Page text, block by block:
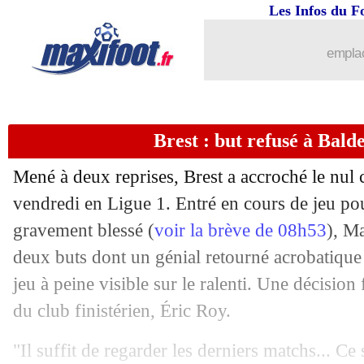
Les Infos du
Brest : but refusé à
Mené à deux reprises, Brest a accroché le
vendredi en Ligue 1. Entré en cours de jeu
gravement blessé (voir la brève de 08h53),
deux buts dont un génial retourné
jeu à peine visible sur le ralenti. Une
du club finistérien, Éric Roy.
"Il suffit de regarder les derniers matchs... Ce
: Marseille-St Etienne, les compos
15/02 L2
15/02 PSG: les nouvelles précisions du
15/02 Ang. : Mikel Merino porte Arsenal
15/02 Barça: l'étrange sortie de Ronaldo
15/02 Man City: le rappel de Guardiola
15/02 Sociedad: l'Arabie Saoudite, Kubo
15/02 Bayern: Restes dans les petits papiers